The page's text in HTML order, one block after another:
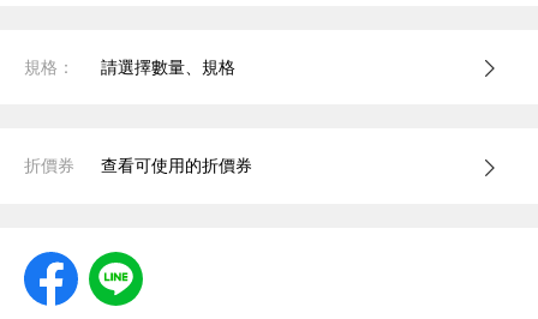
規格： 請選擇數量、規格
折價券 查看可使用的折價券